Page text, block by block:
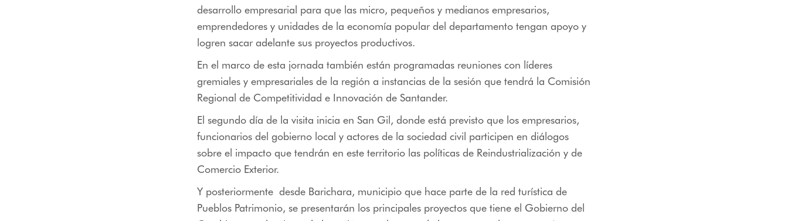
desarrollo empresarial para que las micro, pequeños y medianos empresarios,
emprendedores y unidades de la economía popular del departamento tengan apoyo y
logren sacar adelante sus proyectos productivos.
En el marco de esta jornada también están programadas reuniones con líderes
gremiales y empresariales de la región a instancias de la sesión que tendrá la Comisión
Regional de Competitividad e Innovación de Santander.
El segundo día de la visita inicia en San Gil, donde está previsto que los empresarios,
funcionarios del gobierno local y actores de la sociedad civil participen en diálogos
sobre el impacto que tendrán en este territorio las políticas de Reindustrialización y de
Comercio Exterior.
Y posteriormente desde Barichara, municipio que hace parte de la red turística de
Pueblos Patrimonio, se presentarán los principales proyectos que tiene el Gobierno del